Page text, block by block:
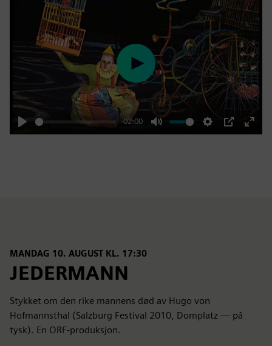
Play
-02:00
Mute Settings
PIP
Enter
Play
MANDAG 10. AUGUST KL. 17:30
JEDERMANN
Stykket om den rike mannens død av Hugo von
Hofmannsthal (Salzburg Festival 2010, Domplatz — på
tysk). En ORF-produksjon.